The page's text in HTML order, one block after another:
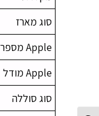
סוג מארז
Apple מספר הזמנה
Apple מודל
סוג סוללה